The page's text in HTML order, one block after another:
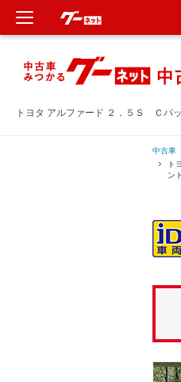
トヨタ アルファード ２．５Ｓ Ｃパ
中古車
ト
ン
新車
中古車